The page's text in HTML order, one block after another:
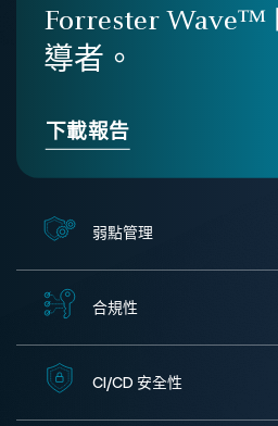
Forrester Wave™
導者。
下載報告
弱點管理
合規性
CI/CD 安全性